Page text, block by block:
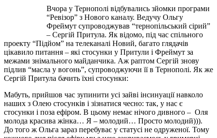
Вчора у Тернополі відбувались зйомки програми
“Ревізор” з Нового каналу. Ведучу Ольгу
Фреймут супроводжував “тернопільський сірий”
– Сергій Притула. Як відомо, під час спільного
проекту “Підйом” на телеканалі Новий, багато глядачів
цікавило питання – які стосунки у Притули і Фреймут за
межами знімального майданчика. Аж раптом Сергій знову
підлив “масла у вогонь”, супроводжуючи її в Тернополі. Як же
Сергій Притула бачить їхні стосунки:
Мабуть, прийшов час зупинити усі зайві інсинуації навколо
наших з Олею стосунків і зізнатися чесно: так, у нас є
стосунки і поза ефіром. В цьому немає нічого дивного – Оля
молода красива жінка… Я – молодий… Просто молодий))).
До того ж Ольга зараз перебуває у статусі не одруженої. Тому